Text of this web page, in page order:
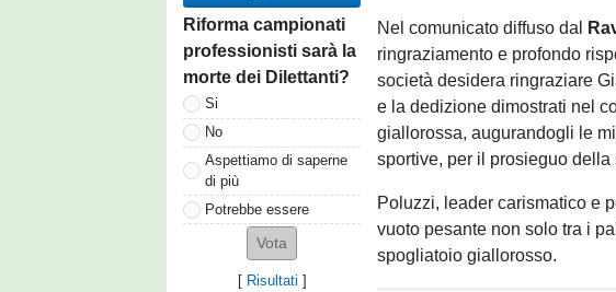
Riforma campionati
professionisti sarà la
morte dei Dilettanti?
Si
No
Aspettiamo di saperne
di più
Potrebbe essere
[ Risultati ]
Nel comunicato diffuso dal
ringraziamento e profondo
società desidera ringraziare
e la dedizione dimostrati nel
giallorossa, augurandogli le
sportive, per il prosieguo
Poluzzi, leader carismatico e
vuoto pesante non solo tra i
spogliatoio giallorosso.